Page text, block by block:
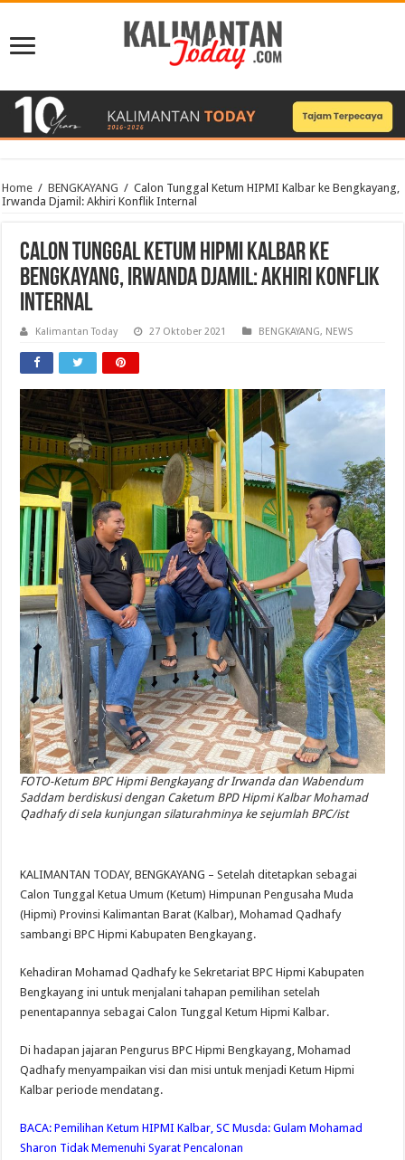
Home / BENGKAYANG / Calon Tunggal Ketum HIPMI Kalbar ke Bengkayang,
Irwanda Djamil: Akhiri Konflik Internal
Calon Tunggal Ketum HIPMI Kalbar ke
Bengkayang, Irwanda Djamil: Akhiri Konflik
Internal
Kalimantan Today 27 Oktober 2021 BENGKAYANG, NEWS
FOTO-Ketum BPC Hipmi Bengkayang dr Irwanda dan Wabendum
Saddam berdiskusi dengan Caketum BPD Hipmi Kalbar Mohamad
Qadhafy di sela kunjungan silaturahminya ke sejumlah BPC/ist
KALIMANTAN TODAY, BENGKAYANG – Setelah ditetapkan sebagai
Calon Tunggal Ketua Umum (Ketum) Himpunan Pengusaha Muda
(Hipmi) Provinsi Kalimantan Barat (Kalbar), Mohamad Qadhafy
sambangi BPC Hipmi Kabupaten Bengkayang.
Kehadiran Mohamad Qadhafy ke Sekretariat BPC Hipmi Kabupaten
Bengkayang ini untuk menjalani tahapan pemilihan setelah
penentapannya sebagai Calon Tunggal Ketum Hipmi Kalbar.
Di hadapan jajaran Pengurus BPC Hipmi Bengkayang, Mohamad
Qadhafy menyampaikan visi dan misi untuk menjadi Ketum Hipmi
Kalbar periode mendatang.
BACA:Pemilihan Ketum HIPMI Kalbar, SC Musda: Gulam Mohamad
Sharon Tidak Memenuhi Syarat Pencalonan